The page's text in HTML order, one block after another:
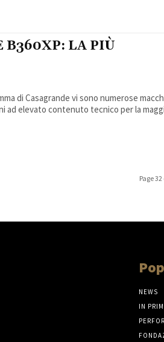
B360XP: LA PIÙ
di Casagrande vi sono numerose
ad elevato contenuto tecnico per la
Page 32
NEWS
IN